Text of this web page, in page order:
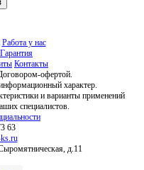
Работа у нас
Гарантия
Контакты
офертой.
характер.
и варианты применений
специалистов.
63
д.11